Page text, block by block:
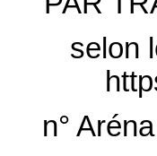
selon
n°